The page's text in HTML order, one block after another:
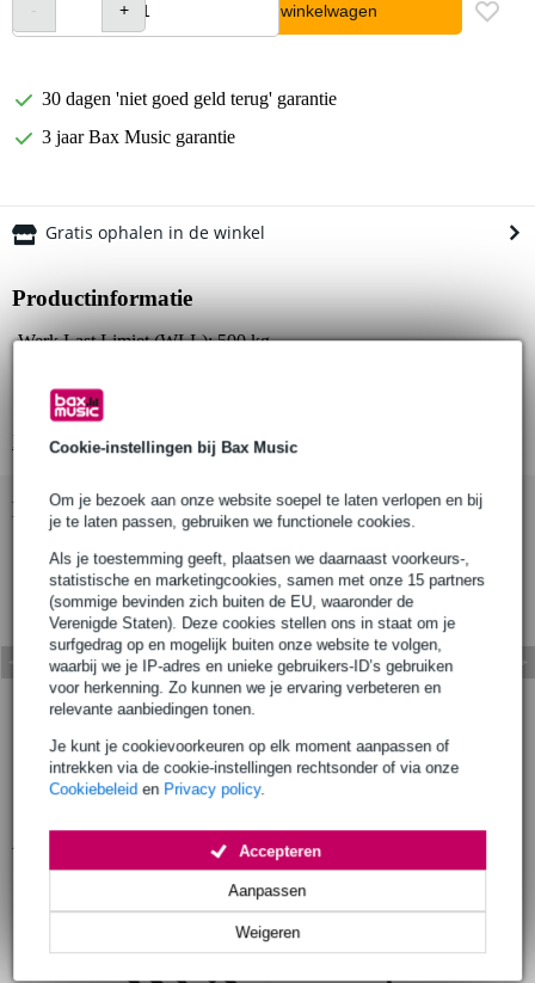
Cookie-instellingen bij Bax Music
Om je bezoek aan onze website soepel te laten verlopen en bij
je te laten passen, gebruiken we functionele cookies.
Als je toestemming geeft, plaatsen we daarnaast voorkeurs-,
statistische en marketingcookies, samen met onze 15 partners
(sommige bevinden zich buiten de EU, waaronder de
Verenigde Staten). Deze cookies stellen ons in staat om je
surfgedrag op en mogelijk buiten onze website te volgen,
waarbij we je IP-adres en unieke gebruikers-ID’s gebruiken
voor herkenning. Zo kunnen we je ervaring verbeteren en
relevante aanbiedingen tonen.
Je kunt je cookievoorkeuren op elk moment aanpassen of
intrekken via de cookie-instellingen rechtsonder of via onze
Cookiebeleid en Privacy policy.
Weigeren
Aanpassen
Accepteren
In winkelwagen
30 dagen 'niet goed geld terug' garantie
3 jaar Bax Music garantie
Gratis ophalen in de winkel
Productinformatie
Werk Last Limiet (WLL): 500 kg
Klem breedte: 50 mm
Bekijk alle productspecificaties
Bekijk ook eens (1)